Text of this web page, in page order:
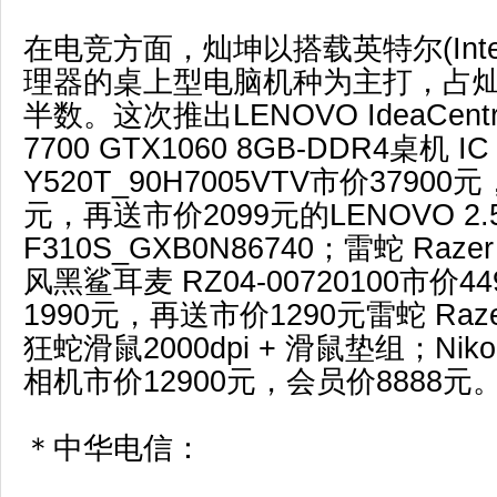
在电竞方面，灿坤以搭载英特尔
理器的桌上型电脑机种为主打，占
半数。这次推出LENOVO
7700 GTX1060 8GB-DDR4桌机 IC
Y520T_90H7005VTV市价37900元
元，再送市价2099元的LENOVO
F310S_GXB0N86740；雷蛇
风黑鲨耳麦 RZ04-00720100市价
1990元，再送市价1290元雷蛇
狂蛇滑鼠2000dpi + 滑鼠垫组；
相机市价12900元，会员价8888元
＊中华电信：